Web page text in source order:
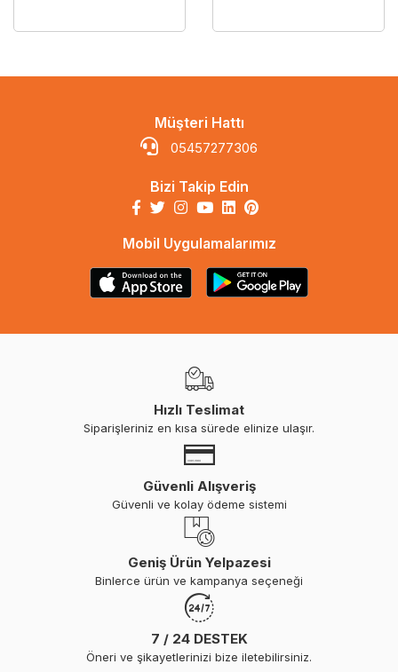
Müşteri Hattı
05457277306
Bizi Takip Edin
Mobil Uygulamalarımız
Hızlı Teslimat
Siparişleriniz en kısa sürede elinize ulaşır.
Güvenli Alışveriş
Güvenli ve kolay ödeme sistemi
Geniş Ürün Yelpazesi
Binlerce ürün ve kampanya seçeneği
7 / 24 DESTEK
Öneri ve şikayetlerinizi bize iletebilirsiniz.